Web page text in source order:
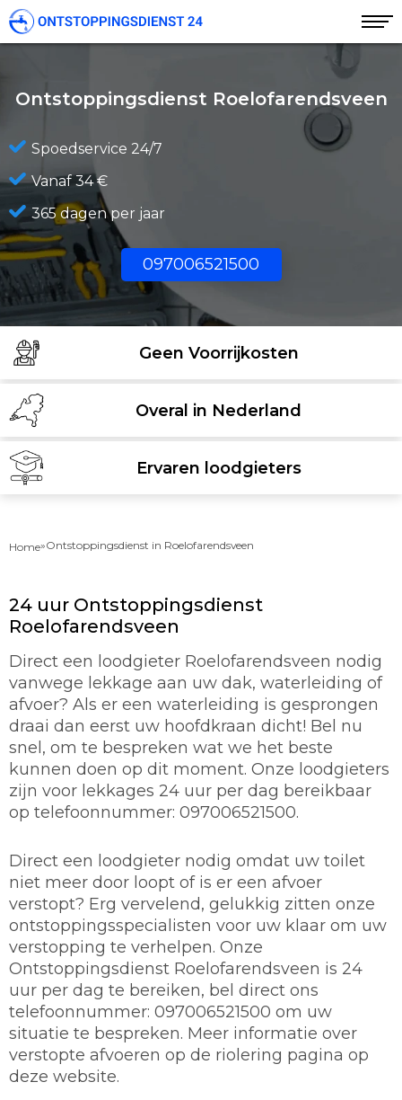
Ontstoppingsdienst Roelofarendsveen
Spoedservice 24/7
Vanaf 34 €
365 dagen per jaar
097006521500
Geen Voorrijkosten
Overal in Nederland
Ervaren loodgieters
Home»Ontstoppingsdienst in Roelofarendsveen
24 uur Ontstoppingsdienst
Roelofarendsveen
Direct een loodgieter Roelofarendsveen nodig
vanwege lekkage aan uw dak, waterleiding of
afvoer? Als er een waterleiding is gesprongen
draai dan eerst uw hoofdkraan dicht! Bel nu
snel, om te bespreken wat we het beste
kunnen doen op dit moment. Onze loodgieters
zijn voor lekkages 24 uur per dag bereikbaar
op telefoonnummer: 097006521500.
Direct een loodgieter nodig omdat uw toilet
niet meer door loopt of is er een afvoer
verstopt? Erg vervelend, gelukkig zitten onze
ontstoppingsspecialisten voor uw klaar om uw
verstopping te verhelpen. Onze
Ontstoppingsdienst Roelofarendsveen is 24
uur per dag te bereiken, bel direct ons
telefoonnummer: 097006521500 om uw
situatie te bespreken. Meer informatie over
verstopte afvoeren op de riolering pagina op
deze website.